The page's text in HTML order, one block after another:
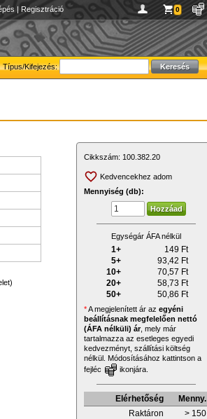
| Regisztráció 0
Típus/Kifejezés:
Cikkszám: 100.382.20
Kedvencekhez adom
Mennyiség (db):
Egységár ÁFA nélkül
1+ 149 Ft
5+
93,42 Ft
10+
70,57 Ft
20+
58,73 Ft
50+
50,86 Ft
*A megjelenített ár az egyéni
beállításnak megfelelően nettó
(ÁFA nélküli) ár, mely már
tartalmazza az esetleges egyedi
kedvezményt, szállítási költség
nélkül. Módosításához kattintson a
fejléc
ikonjára.
Elérhetőség
Menny.
Raktáron
> 150